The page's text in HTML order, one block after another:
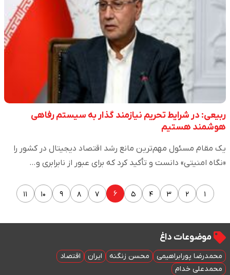
ربیعی: در شرایط تحریم نیازمند گذار به سیستم رفاهی
هوشمند هستیم
یک مقام مسئول مهم‌ترین مانع رشد اقتصاد دیجیتال در کشور را
«نگاه امنیتی» دانست و تأکید کرد که برای عبور از نابرابری و…
۱ ۲ ۳ ۴ ۵ ۶ ۷ ۸ ۹ ۱۰ ۱۱
موضوعات داغ
محمدرضا پورابراهیمی محسن زنگنه ایران
اقتصاد
محمدعلی خدام